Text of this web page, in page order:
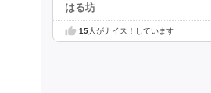
はる坊
15人がナイス！しています